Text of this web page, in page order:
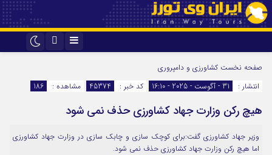
اینستاگرام
صفحه نخست کشاورزی و دامپروری
انتشار :
31 - آگوست - 2025 - 16:10 کد خبر : 45374 مشاهده : 186
هیچ رکن وزارت جهاد کشاورزی حذف نمی شود
وزیر جهاد کشاورزی گفت:برای کوچک سازی و چابک سازی در وزارت جهاد کشاورزی
اما هیچ رکن وزارت جهاد کشاورزی حذف نمی شود.